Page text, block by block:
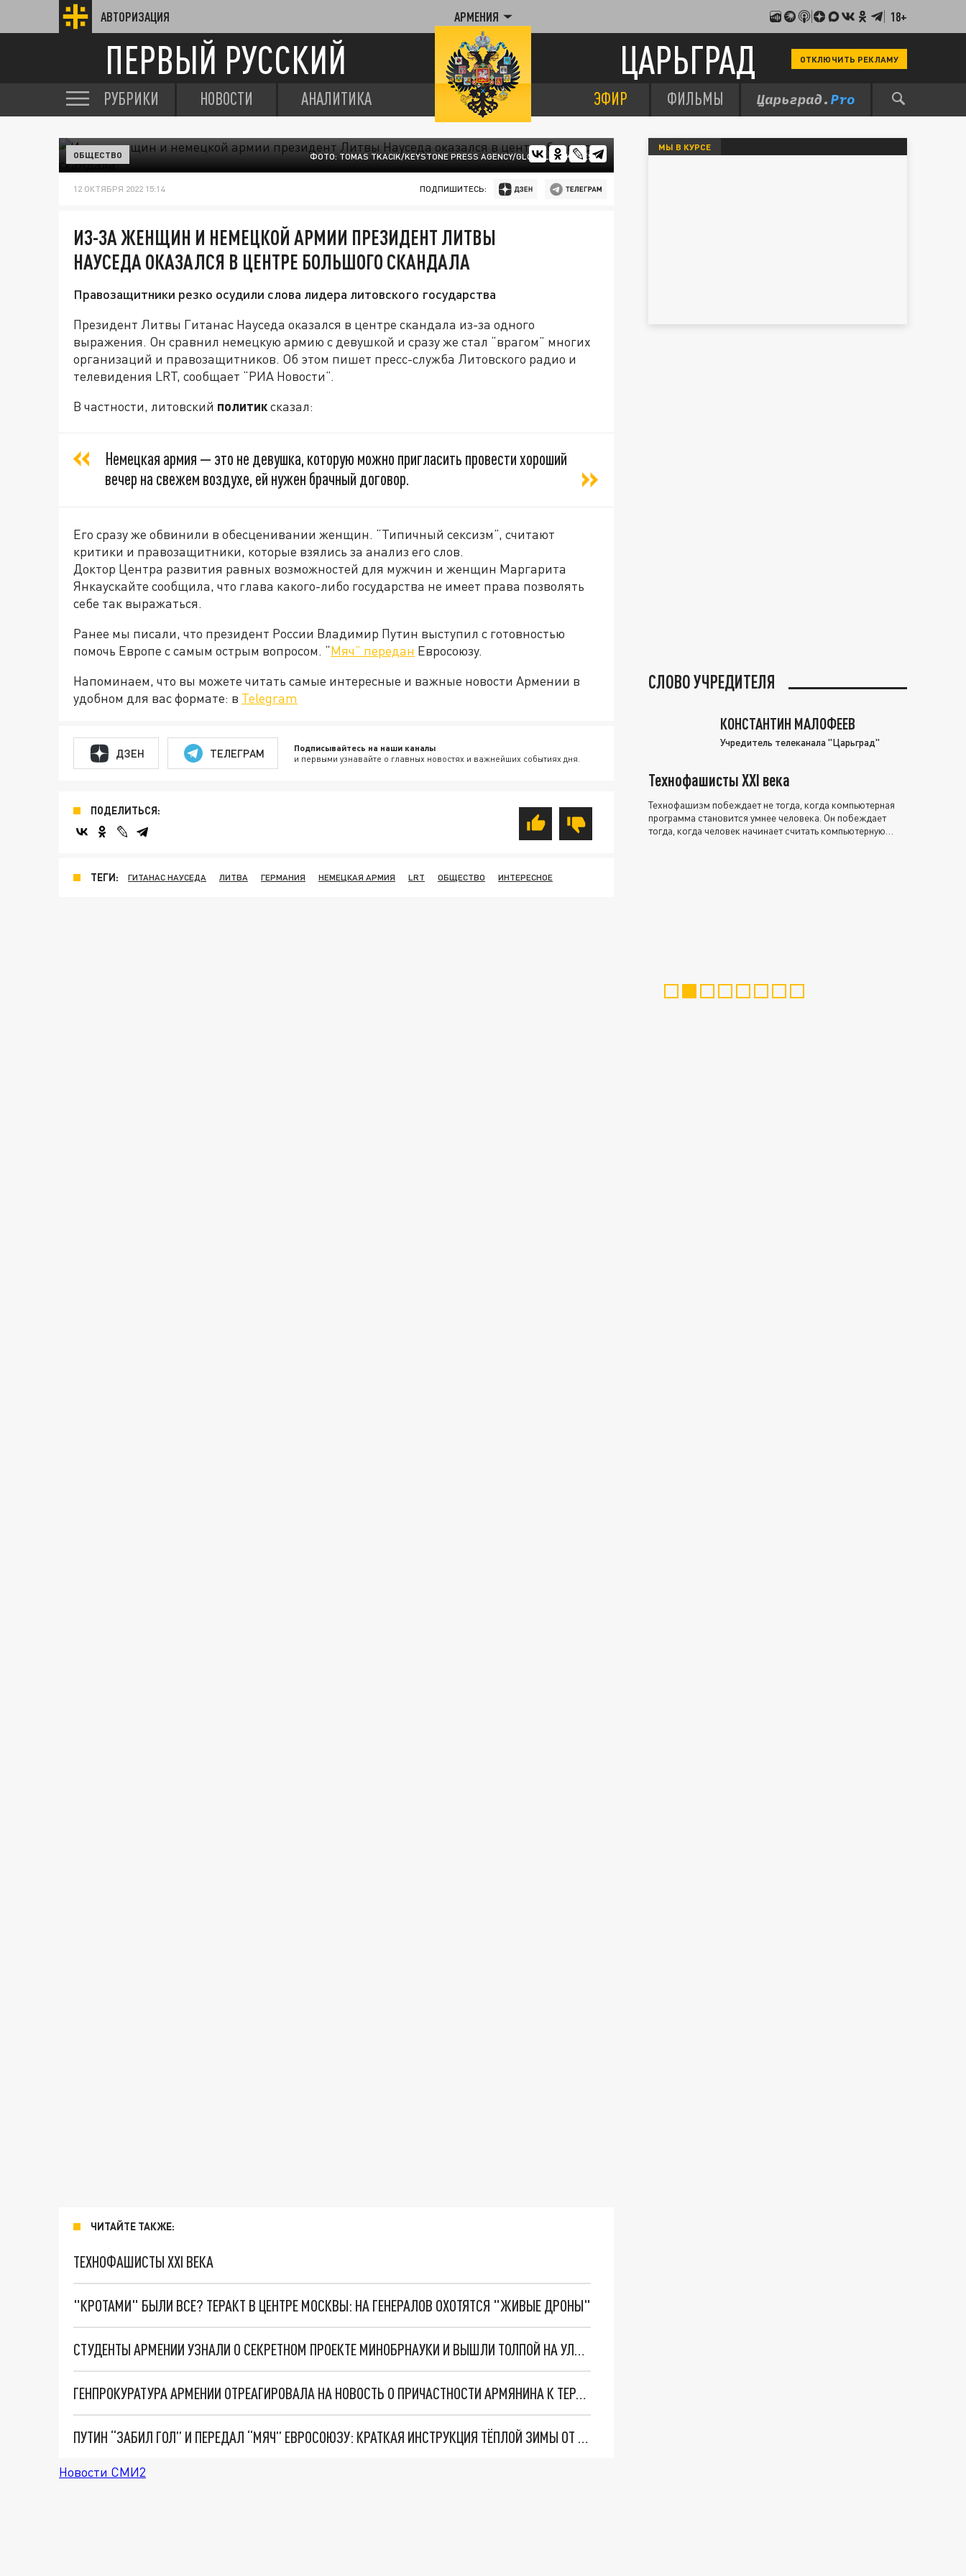
АВТОРИЗАЦИЯ АРМЕНИЯ 18+
ПЕРВЫЙ РУССКИЙ ЦАРЬГРАД ОТКЛЮЧИТЬ РЕКЛАМУ
РУБРИКИ НОВОСТИ АНАЛИТИКА ЭФИР ФИЛЬМЫ
ФОТО: TOMAS TKACIK/KEYSTONE PRESS AGENCY/GLOBALLOOKPRESS
ОБЩЕСТВО
12 ОКТЯБРЯ 2022 15:14 ПОДПИШИТЕСЬ:
ИЗ-ЗА ЖЕНЩИН И НЕМЕЦКОЙ АРМИИ ПРЕЗИДЕНТ ЛИТВЫ
НАУСЕДА ОКАЗАЛСЯ В ЦЕНТРЕ БОЛЬШОГО СКАНДАЛА
Правозащитники резко осудили слова лидера литовского государства
Президент Литвы Гитанас Науседа оказался в центре скандала из-за одного
выражения. Он сравнил немецкую армию с девушкой и сразу же стал “врагом” многих
организаций и правозащитников. Об этом пишет пресс-служба Литовского радио и
телевидения LRT, сообщает “РИА Новости”.
В частности, литовский политиксказал:
Немецкая армия — это не девушка, которую можно пригласить провести хороший
вечер на свежем воздухе, ей нужен брачный договор.
Его сразу же обвинили в обесценивании женщин. “Типичный сексизм”, считают
критики и правозащитники, которые взялись за анализ его слов.
Доктор Центра развития равных возможностей для мужчин и женщин Маргарита
Янкаускайте сообщила, что глава какого-либо государства не имеет права позволять
себе так выражаться.
Ранее мы писали, что президент России Владимир Путин выступил с готовностью
помочь Европе с самым острым вопросом. “Мяч” передан Евросоюзу.
Напоминаем, что вы можете читать самые интересные и важные новости Армении в
удобном для вас формате: в Telegram
ДЗЕН ТЕЛЕГРАМ Подписывайтесь на наши каналы
и первыми узнавайте о главных новостях и важнейших событиях дня.
ПОДЕЛИТЬСЯ:
ТЕГИ: ГИТАНАС НАУСЕДА ЛИТВА ГЕРМАНИЯ НЕМЕЦКАЯ АРМИЯ LRT ОБЩЕСТВО ИНТЕРЕСНОЕ
ЧИТАЙТЕ ТАКЖЕ:
ТЕХНОФАШИСТЫ XXI ВЕКА
"КРОТАМИ" БЫЛИ ВСЕ? ТЕРАКТ В ЦЕНТРЕ МОСКВЫ: НА ГЕНЕРАЛОВ ОХОТЯТСЯ "ЖИВЫЕ ДРОНЫ"
СТУДЕНТЫ АРМЕНИИ УЗНАЛИ О СЕКРЕТНОМ ПРОЕКТЕ МИНОБРНАУКИ И ВЫШЛИ ТОЛПОЙ НА УЛИЦЫ
ГЕНПРОКУРАТУРА АРМЕНИИ ОТРЕАГИРОВАЛА НА НОВОСТЬ О ПРИЧАСТНОСТИ АРМЯНИНА К ТЕРАКТУ НА КРЫМСКОМ МОСТУ
ПУТИН “ЗАБИЛ ГОЛ” И ПЕРЕДАЛ “МЯЧ” ЕВРОСОЮЗУ: КРАТКАЯ ИНСТРУКЦИЯ ТЁПЛОЙ ЗИМЫ ОТ РУССКОГО ЛИДЕРА
Новости СМИ2
МЫ В КУРСЕ
СЛОВО УЧРЕДИТЕЛЯ
КОНСТАНТИН МАЛОФЕЕВ
Учредитель телеканала "Царьград"
Технофашисты XXI века
Технофашизм побеждает не тогда, когда компьютерная
программа становится умнее человека. Он побеждает
тогда, когда человек начинает считать компьютерную